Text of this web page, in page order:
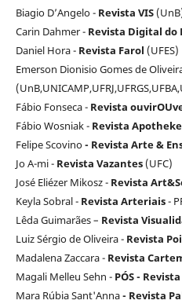
Biagio D’Angelo - Revista VIS
Carin Dahmer - Revista Digital do
Daniel Hora - Revista Farol (UFES)
Emerson Dionisio Gomes de
Fábio Fonseca - Revista
Fábio Wosniak - Revista Apotheke
Felipe Scovino- Revista Arte &
Jo A-mi - Revista Vazantes(UFC)
José Eliézer Mikosz - Revista
Keyla Sobral - Revista Arteriais-
Lêda Guimarães – Revista
Luiz Sérgio de Oliveira - Revista
Madalena Zaccara - Revista
Magali Melleu Sehn - PÓS -
Mara Rúbia Sant'Anna- Revista